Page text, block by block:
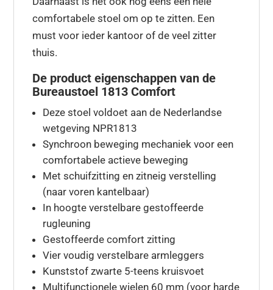
comfortabele stoel om op te zitten. Een
must voor ieder kantoor of de veel zitter
thuis.
De product eigenschappen van de
Bureaustoel 1813 Comfort
Deze stoel voldoet aan de Nederlandse
wetgeving NPR1813
Synchroon beweging mechaniek voor een
comfortabele actieve beweging
Met schuifzitting en zitneig verstelling
(naar voren kantelbaar)
In hoogte verstelbare gestoffeerde
rugleuning
Gestoffeerde comfort zitting
Vier voudig verstelbare armleggers
Kunststof zwarte 5-teens kruisvoet
Multifunctionele wielen 60 mm (voor harde